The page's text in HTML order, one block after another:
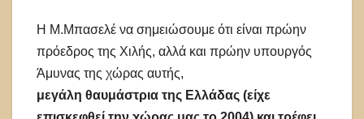
Η Μ.Μπασελέ να σημειώσουμε ότι είναι πρώην
πρόεδρος της Χιλής, αλλά και πρώην υπουργός
Άμυνας της χώρας αυτής,
μεγάλη θαυμάστρια της Ελλάδας (είχε